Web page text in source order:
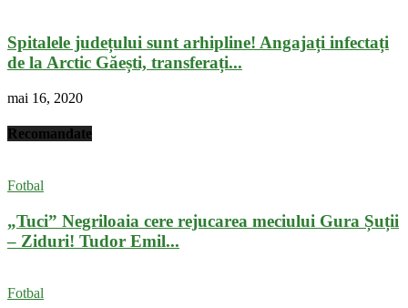
Spitalele județului sunt arhipline! Angajați infectați
de la Arctic Găești, transferați...
mai 16, 2020
Recomandate
Fotbal
„Tuci” Negriloaia cere rejucarea meciului Gura Șuții
– Ziduri! Tudor Emil...
Fotbal